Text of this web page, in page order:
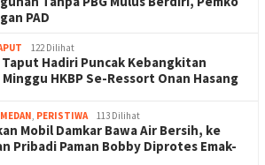
PAD
122 Dilihat
Taput Hadiri Puncak Kebangkitan
HKBP Se-Ressort Onan Hasang
MEDAN, PERISTIWA 113 Dilihat
Mobil Damkar Bawa Air Bersih, ke
Pribadi Paman Bobby Diprotes Emak-